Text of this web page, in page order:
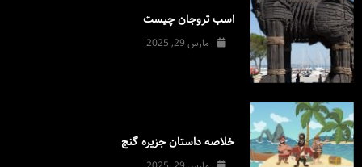
اسب تروجان چیست
مارس 29, 2025
خلاصه داستان جزیره گنج